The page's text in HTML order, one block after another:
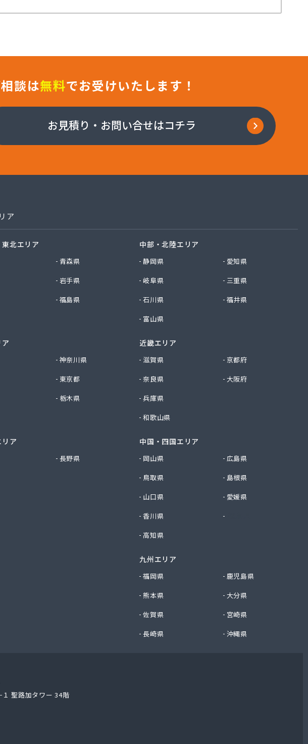
談は無料でお受けいたします！
お見積り・お問い合せはコチラ
ア
北エリア
青森県
岩手県
福島県
ア
神奈川県
東京都
栃木県
リア
長野県
中部・北陸エリア
静岡県
愛知県
岐阜県
三重県
石川県
福井県
富山県
近畿エリア
滋賀県
京都府
奈良県
大阪府
兵庫県
和歌山県
中国・四国エリア
岡山県
広島県
鳥取県
島根県
山口県
愛媛県
香川県
高知県
九州エリア
福岡県
鹿児島県
熊本県
大分県
佐賀県
宮崎県
長崎県
沖縄県
聖路加タワー 34階